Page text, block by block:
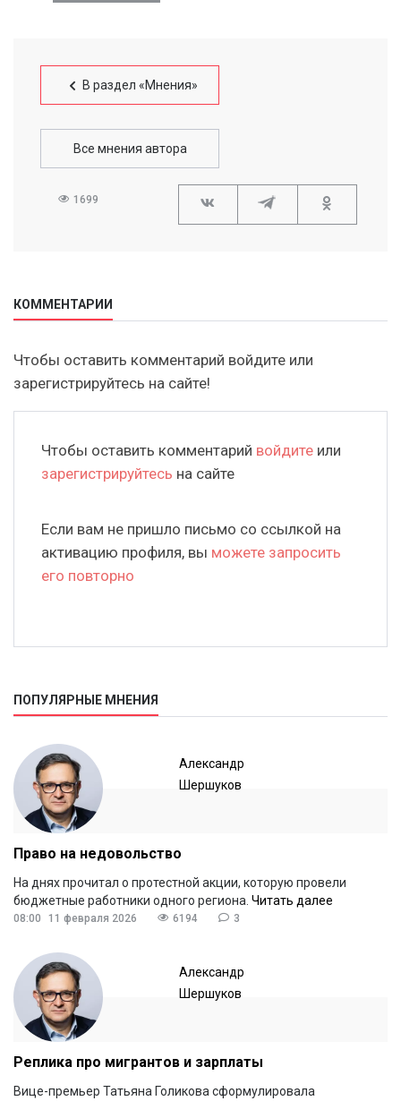
В раздел «Мнения»
Все мнения автора
1699
КОММЕНТАРИИ
Чтобы оставить комментарий войдите или
зарегистрируйтесь на сайте!
Чтобы оставить комментарий войдите или
зарегистрируйтесь на сайте
Если вам не пришло письмо со ссылкой на
активацию профиля, вы можете запросить
его повторно
ПОПУЛЯРНЫЕ МНЕНИЯ
Александр
Шершуков
Право на недовольство
На днях прочитал о протестной акции, которую провели
бюджетные работники одного региона. Читать далее
08:00 11 февраля 2026 6194 3
Александр
Шершуков
Реплика про мигрантов и зарплаты
Вице-премьер Татьяна Голикова сформулировала